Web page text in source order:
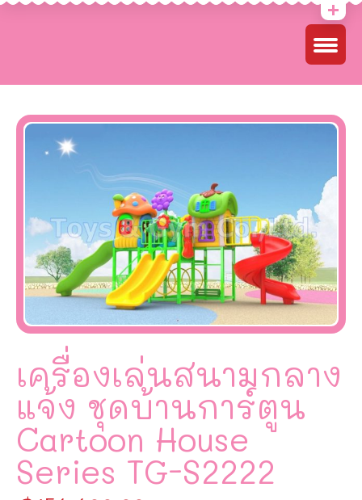
เครื่องเล่นสนามกลาง
แจ้ง ชุดบ้านการ์ตูน
Cartoon House
Series TG-S2222